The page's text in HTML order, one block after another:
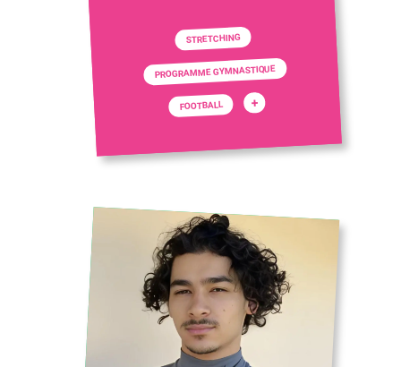
STRETCHING
PROGRAMME GYMNASTIQUE
FOOTBALL +